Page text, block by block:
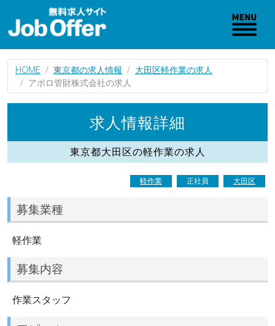
HOME 東京都の求人情報
大田区軽作業の求人
アポロ管財株式会社の求人
求人情報詳細
東京都大田区の軽作業の求人
軽作業 正社員 大田区
募集業種
軽作業
募集内容
作業スタッフ